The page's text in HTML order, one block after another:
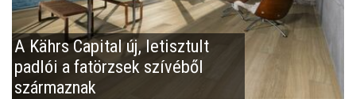
A Kährs Capital új, letisztult
padlói a fatörzsek szívéből
származnak